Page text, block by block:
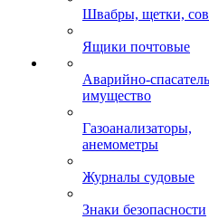
Швабры, щетки,
Ящики почтовые
Аварийно-
имущество
Газоанализаторы,
анемометры
Журналы судовые
Знаки безопасности